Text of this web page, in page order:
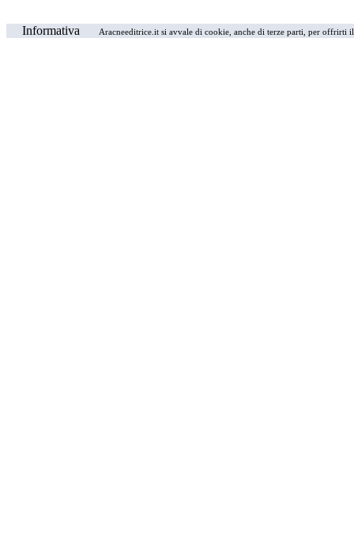
Informativa Aracneeditrice.it si avvale di cookie, anche di terze parti, per